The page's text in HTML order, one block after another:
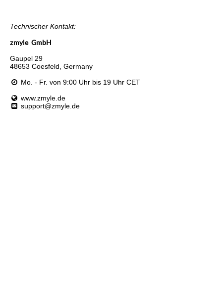
Technischer Kontakt:
zmyle GmbH
Gaupel 29
48653 Coesfeld, Germany
Mo. - Fr. von 9:00 Uhr bis 19 Uhr CET
www.zmyle.de
support@zmyle.de